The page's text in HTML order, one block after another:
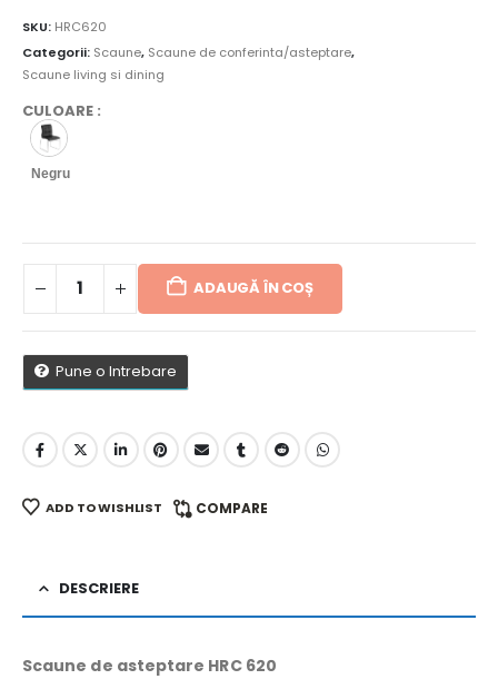
SKU: HRC620
Categorii: Scaune, Scaune de conferinta/asteptare,
Scaune living si dining
CULOARE :
Negru
ADAUGĂ ÎN COȘ
Pune o Intrebare
ADD TO WISHLIST COMPARE
DESCRIERE
Scaune de asteptare HRC 620